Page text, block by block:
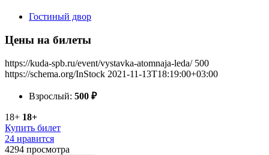
Гостиный двор
Цены на билеты
https://kuda-spb.ru/event/vystavka-atomnaja-leda/ 500
https://schema.org/InStock 2021-11-13T18:19:00+03:00
Взрослый: 500 ₽
18+ 18+
Купить билет
24 нравится
4294 просмотра